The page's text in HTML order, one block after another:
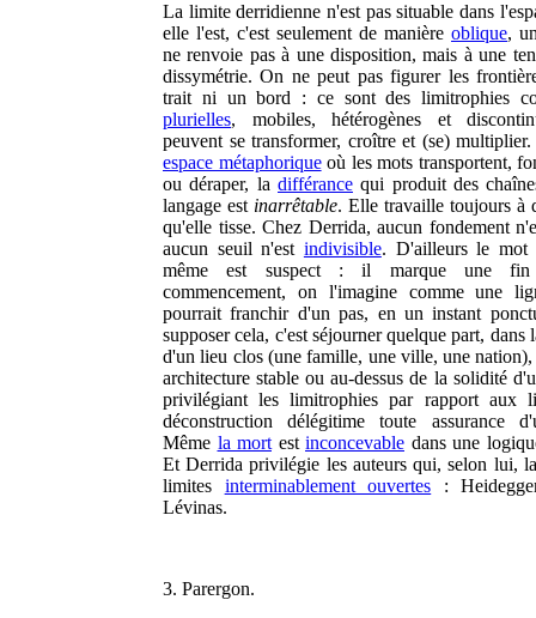
La limite derridienne n'est pas situable dans
elle l'est, c'est seulement de manière oblique,
ne renvoie pas à une disposition, mais à une
dissymétrie. On ne peut pas figurer les
trait ni un bord : ce sont des limitrophies
plurielles, mobiles, hétérogènes et
peuvent se transformer, croître et (se)
espace métaphoriqueoù les mots transportent,
ou déraper, la différance qui produit des
langage est inarrêtable. Elle travaille toujours à
qu'elle tisse. Chez Derrida, aucun fondement
aucun seuil n'est indivisible. D'ailleurs le mot
même est suspect : il marque une
commencement, on l'imagine comme une
pourrait franchir d'un pas, en un instant
supposer cela, c'est séjourner quelque part, dans
d'un lieu clos (une famille, une ville, une nation),
architecture stable ou au-dessus de la solidité
privilégiant les limitrophies par rapport aux
déconstruction délégitime toute assurance
Même la mort est inconcevable dans une
Et Derrida privilégie les auteurs qui, selon lui,
limites interminablement ouvertes :
Lévinas.
3. Parergon.